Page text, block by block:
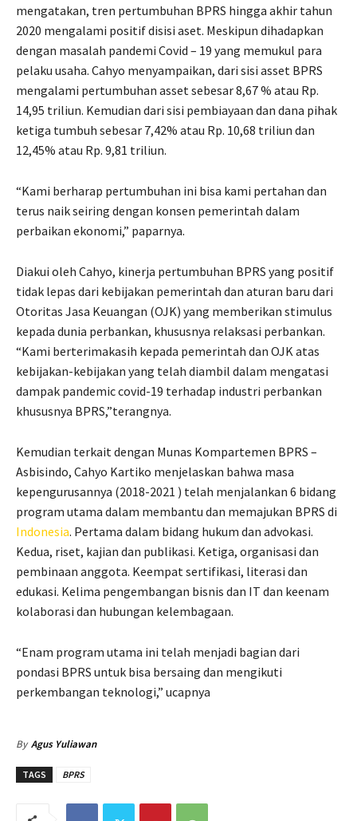
mengatakan, tren pertumbuhan BPRS hingga akhir tahun
2020 mengalami positif disisi aset. Meskipun dihadapkan
dengan masalah pandemi Covid – 19 yang memukul para
pelaku usaha. Cahyo menyampaikan, dari sisi asset BPRS
mengalami pertumbuhan asset sebesar 8,67 % atau Rp.
14,95 triliun. Kemudian dari sisi pembiayaan dan dana pihak
ketiga tumbuh sebesar 7,42% atau Rp. 10,68 triliun dan
12,45% atau Rp. 9,81 triliun.
“Kami berharap pertumbuhan ini bisa kami pertahan dan
terus naik seiring dengan konsen pemerintah dalam
perbaikan ekonomi,” paparnya.
Diakui oleh Cahyo, kinerja pertumbuhan BPRS yang positif
tidak lepas dari kebijakan pemerintah dan aturan baru dari
Otoritas Jasa Keuangan (OJK) yang memberikan stimulus
kepada dunia perbankan, khususnya relaksasi perbankan.
“Kami berterimakasih kepada pemerintah dan OJK atas
kebijakan-kebijakan yang telah diambil dalam mengatasi
dampak pandemic covid-19 terhadap industri perbankan
khususnya BPRS,”terangnya.
Kemudian terkait dengan Munas Kompartemen BPRS –
Asbisindo, Cahyo Kartiko menjelaskan bahwa masa
kepengurusannya (2018-2021 ) telah menjalankan 6 bidang
program utama dalam membantu dan memajukan BPRS di
Indonesia. Pertama dalam bidang hukum dan advokasi.
Kedua, riset, kajian dan publikasi. Ketiga, organisasi dan
pembinaan anggota. Keempat sertifikasi, literasi dan
edukasi. Kelima pengembangan bisnis dan IT dan keenam
kolaborasi dan hubungan kelembagaan.
“Enam program utama ini telah menjadi bagian dari
pondasi BPRS untuk bisa bersaing dan mengikuti
perkembangan teknologi,” ucapnya
By Agus Yuliawan
TAGS BPRS